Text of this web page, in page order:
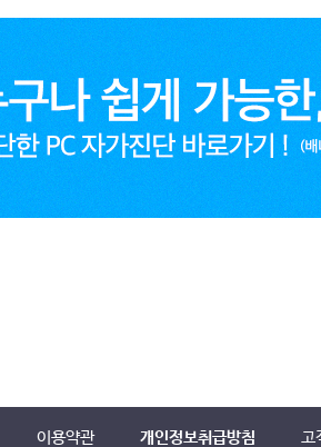
이용약관 개인정보취급방침 고